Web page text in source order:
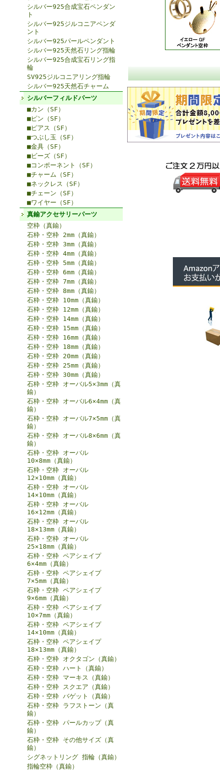
シルバー925合成宝石ペンダン
ト
シルバー925ジルコニアペンダ
ント
シルバー925パールペンダント
シルバー925天然石リング指輪
シルバー925合成宝石リング指
輪
SV925ジルコニアリング指輪
シルバー925天然石チャーム
シルバーフィルドパーツ
■カン（SF）
■ピン（SF）
■ピアス（SF）
■つぶし玉（SF）
■金具（SF）
■ビーズ（SF）
■コンポーネント（SF）
■チャーム（SF）
■ネックレス（SF）
■チェーン（SF）
■ワイヤー（SF）
真鍮アクセサリーパーツ
空枠（真鍮）
石枠・空枠 2mm（真鍮）
石枠・空枠 3mm（真鍮）
石枠・空枠 4mm（真鍮）
石枠・空枠 5mm（真鍮）
石枠・空枠 6mm（真鍮）
石枠・空枠 7mm（真鍮）
石枠・空枠 8mm（真鍮）
石枠・空枠 10mm（真鍮）
石枠・空枠 12mm（真鍮）
石枠・空枠 14mm（真鍮）
石枠・空枠 15mm（真鍮）
石枠・空枠 16mm（真鍮）
石枠・空枠 18mm（真鍮）
石枠・空枠 20mm（真鍮）
石枠・空枠 25mm（真鍮）
石枠・空枠 30mm（真鍮）
石枠・空枠 オーバル5×3mm（真
鍮）
石枠・空枠 オーバル6×4mm（真
鍮）
石枠・空枠 オーバル7×5mm（真
鍮）
石枠・空枠 オーバル8×6mm（真
鍮）
石枠・空枠 オーバル
10×8mm（真鍮）
石枠・空枠 オーバル
12×10mm（真鍮）
石枠・空枠 オーバル
14×10mm（真鍮）
石枠・空枠 オーバル
16×12mm（真鍮）
石枠・空枠 オーバル
18×13mm（真鍮）
石枠・空枠 オーバル
25×18mm（真鍮）
石枠・空枠 ペアシェイプ
6×4mm（真鍮）
石枠・空枠 ペアシェイプ
7×5mm（真鍮）
石枠・空枠 ペアシェイプ
9×6mm（真鍮）
石枠・空枠 ペアシェイプ
10×7mm（真鍮）
石枠・空枠 ペアシェイプ
14×10mm（真鍮）
石枠・空枠 ペアシェイプ
18×13mm（真鍮）
石枠・空枠 オクタゴン（真鍮）
石枠・空枠 ハート（真鍮）
石枠・空枠 マーキス（真鍮）
石枠・空枠 スクエア（真鍮）
石枠・空枠 バゲット（真鍮）
石枠・空枠 ラフストーン（真
鍮）
石枠・空枠 パールカップ（真
鍮）
石枠・空枠 その他サイズ（真
鍮）
シグネットリング 指輪（真鍮）
指輪空枠（真鍮）